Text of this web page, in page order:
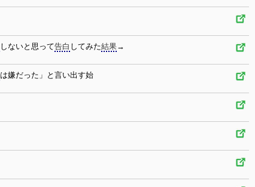
しないと思って告白 してみた結果→
は嫌だった」と言い出す始